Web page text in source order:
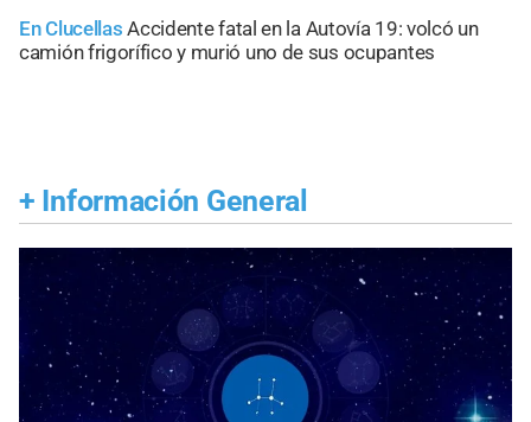
En Clucellas Accidente fatal en la Autovía 19: volcó un
camión frigorífico y murió uno de sus ocupantes
+ Información General